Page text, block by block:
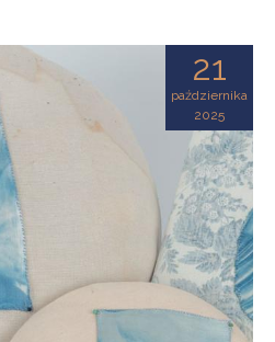
21
października
2025